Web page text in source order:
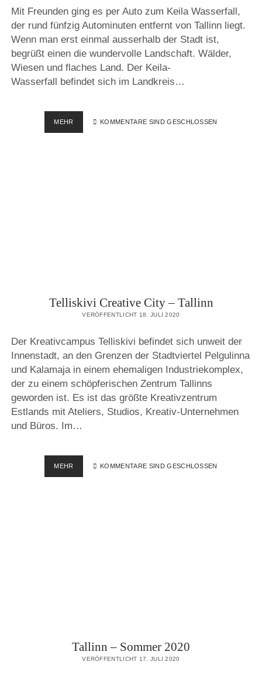
Mit Freunden ging es per Auto zum Keila Wasserfall,
der rund fünfzig Autominuten entfernt von Tallinn liegt.
Wenn man erst einmal ausserhalb der Stadt ist,
begrüßt einen die wundervolle Landschaft. Wälder,
Wiesen und flaches Land. Der Keila-
Wasserfall befindet sich im Landkreis…
MEHR
WASSERFALL
KOMMENTARE SIND GESCHLOSSEN
Telliskivi Creative City – Tallinn
VERÖFFENTLICHT 18. JULI 2020
Der Kreativcampus Telliskivi befindet sich unweit der
Innenstadt, an den Grenzen der Stadtviertel Pelgulinna
und Kalamaja in einem ehemaligen Industriekomplex,
der zu einem schöpferischen Zentrum Tallinns
geworden ist. Es ist das größte Kreativzentrum
Estlands mit Ateliers, Studios, Kreativ-Unternehmen
und Büros. Im…
MEHR TELLISKIVI
CREATIVE
KOMMENTARE SIND GESCHLOSSEN
Tallinn – Sommer 2020
VERÖFFENTLICHT 17. JULI 2020